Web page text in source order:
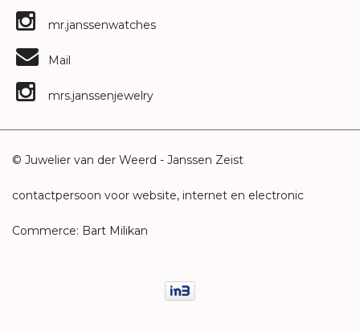
mr.janssenwatches
Mail
mrs.janssenjewelry
© Juwelier van der Weerd - Janssen Zeist
contactpersoon voor website, internet en electronic
Commerce: Bart Milikan